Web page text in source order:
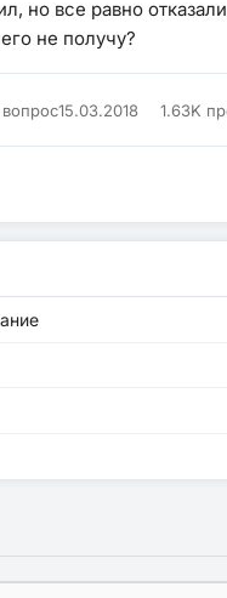
но все равно
не получу?
15.03.2018 1.63K